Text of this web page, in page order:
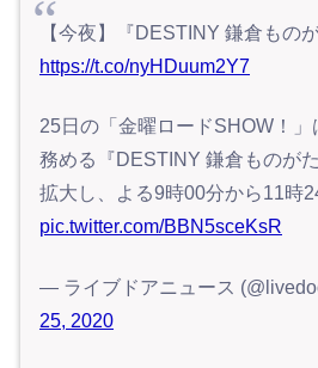
【今夜】『DESTINY 鎌倉もの
https://t.co/nyHDuum2Y7
25日の「金曜ロードSHOW！」
務める『DESTINY 鎌倉ものが
拡大し、よる9時00分から11時
pic.twitter.com/BBN5sceKsR
— ライブドアニュース
25, 2020